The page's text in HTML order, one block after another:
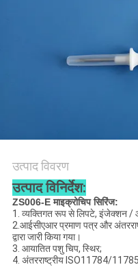
साइटमैप
PRIVACY
POLICY
उत्पाद विवरण
उत्पाद विनिर्देश:
ZS006-E माइक्रोचिप सिरिंज:
1. व्यक्तिगत रूप से लिपटे, इंजेक्शन /
2.आईसीएआर प्रमाण पत्र और
द्वारा जारी किया गया।
3. आयातित पशु चिप, स्थिर;
4. अंतरराष्ट्रीय ISO11784/